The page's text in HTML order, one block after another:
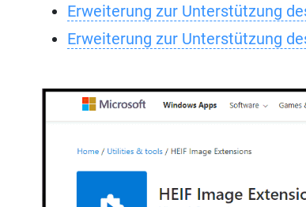
Erweiterung zur Unterstützung
Erweiterung zur Unterstützung